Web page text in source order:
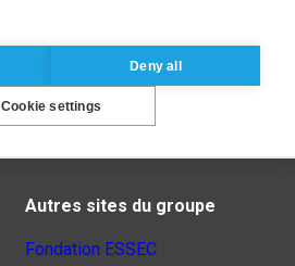
Autres sites du groupe
Fondation ESSEC
Deny all
Cookie settings